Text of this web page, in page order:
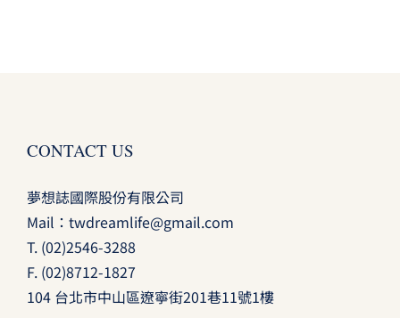
CONTACT US
夢想誌國際股份有限公司
Mail： twdreamlife@gmail.com
T. (02)2546-3288
F. (02)8712-1827
104 台北市中山區遼寧街201巷11號1樓